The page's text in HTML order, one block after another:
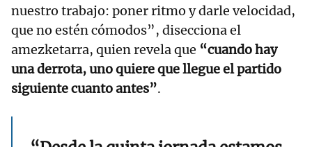
nuestro trabajo: poner ritmo y darle velocidad,
que no estén cómodos”, disecciona el
amezketarra, quien revela que “cuando hay
una derrota, uno quiere que llegue el partido
siguiente cuanto antes”.